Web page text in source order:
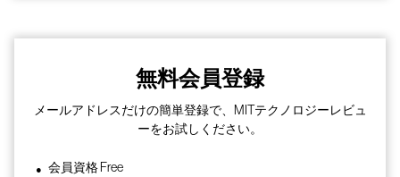
無料会員登録
メールアドレスだけの簡単登録で、MITテクノロジーレビュ
ーをお試しください。
会員資格 Free